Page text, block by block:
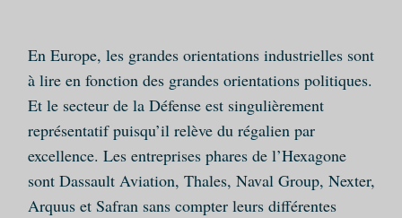
En Europe, les grandes orientations industrielles sont
à lire en fonction des grandes orientations politiques.
Et le secteur de la Défense est singulièrement
représentatif puisqu’il relève du régalien par
excellence. Les entreprises phares de l’Hexagone
sont Dassault Aviation, Thales, Naval Group, Nexter,
Arquus et Safran sans compter leurs différentes